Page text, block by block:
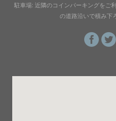
駐車場: 近隣のコインパーキングをご
の道路沿いで積み下